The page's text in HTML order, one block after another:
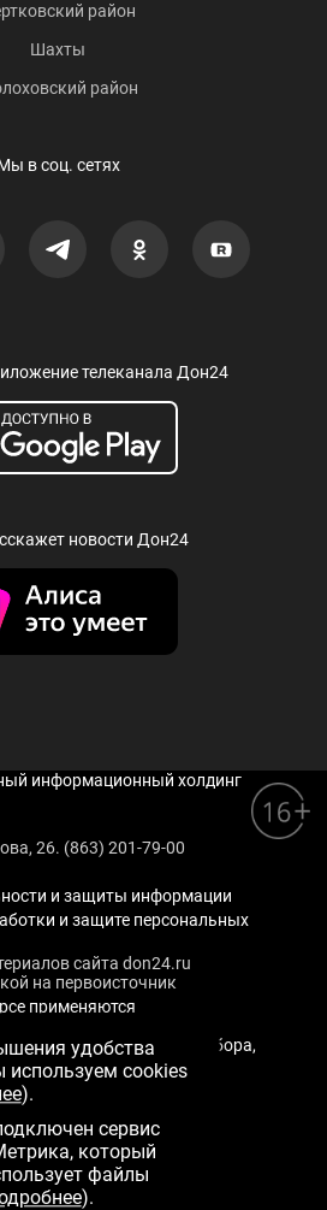
район
Шахты
район
в соц. сетях
телеканала Дон24
новости Дон24
информационный холдинг
26. (863) 201-79-00
и защиты информации
и защите персональных
сайта don24.ru
на первоисточник
применяются
(информационные
информации на основе сбора,
относящихся к
сети "Интернет",
Российской Федерации)
удобства
используем cookies
).
сервис
который
файлы
).